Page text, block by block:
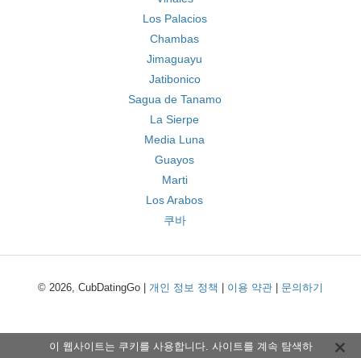
Los Palacios
Chambas
Jimaguayu
Jatibonico
Sagua de Tanamo
La Sierpe
Media Luna
Guayos
Marti
Los Arabos
쿠바
© 2026, CubDatingGo | 개인 정보 정책 이용 약관 문의하기
이 웹사이트는 쿠키를 사용합니다. 사이트를 계속 탐색하